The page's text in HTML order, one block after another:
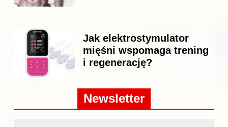
Jak elektrostymulator
mięśni wspomaga trening
i regenerację?
Newsletter